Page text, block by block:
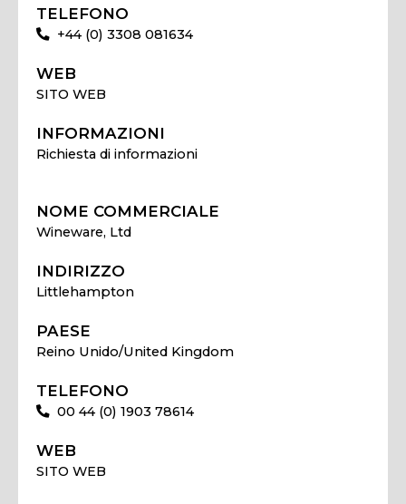
TELEFONO
+44 (0) 3308 081634
WEB
SITO WEB
INFORMAZIONI
Richiesta di informazioni
NOME COMMERCIALE
Wineware, Ltd
INDIRIZZO
Littlehampton
PAESE
Reino Unido/United Kingdom
TELEFONO
00 44 (0) 1903 78614
WEB
SITO WEB